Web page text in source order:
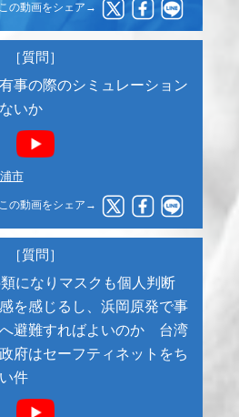
この動画をシェア→
［質問］
事の際のシミュレーション
いか
市
この動画をシェア→
［質問］
になりマスクも個人判断
を感じるし、浜岡原発で事
避難すればよいのか 台湾
府はセーフティネットをち
件